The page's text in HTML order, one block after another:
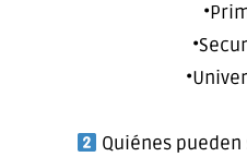
Quiénes